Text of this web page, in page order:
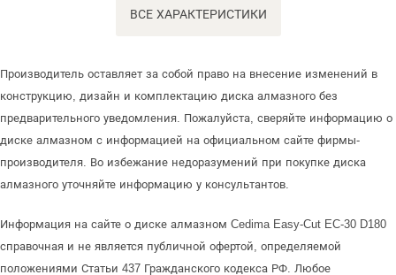
ВСЕ ХАРАКТЕРИСТИКИ
Производитель оставляет за собой право на внесение изменений в
конструкцию, дизайн и комплектацию диска алмазного без
предварительного уведомления. Пожалуйста, сверяйте информацию о
диске алмазном с информацией на официальном сайте фирмы-
производителя. Во избежание недоразумений при покупке диска
алмазного уточняйте информацию у консультантов.
Информация на сайте о диске алмазном Cedima Easy-Cut EC-30 D180
справочная и не является публичной офертой, определяемой
положениями Статьи 437 Гражданского кодекса РФ. Любое